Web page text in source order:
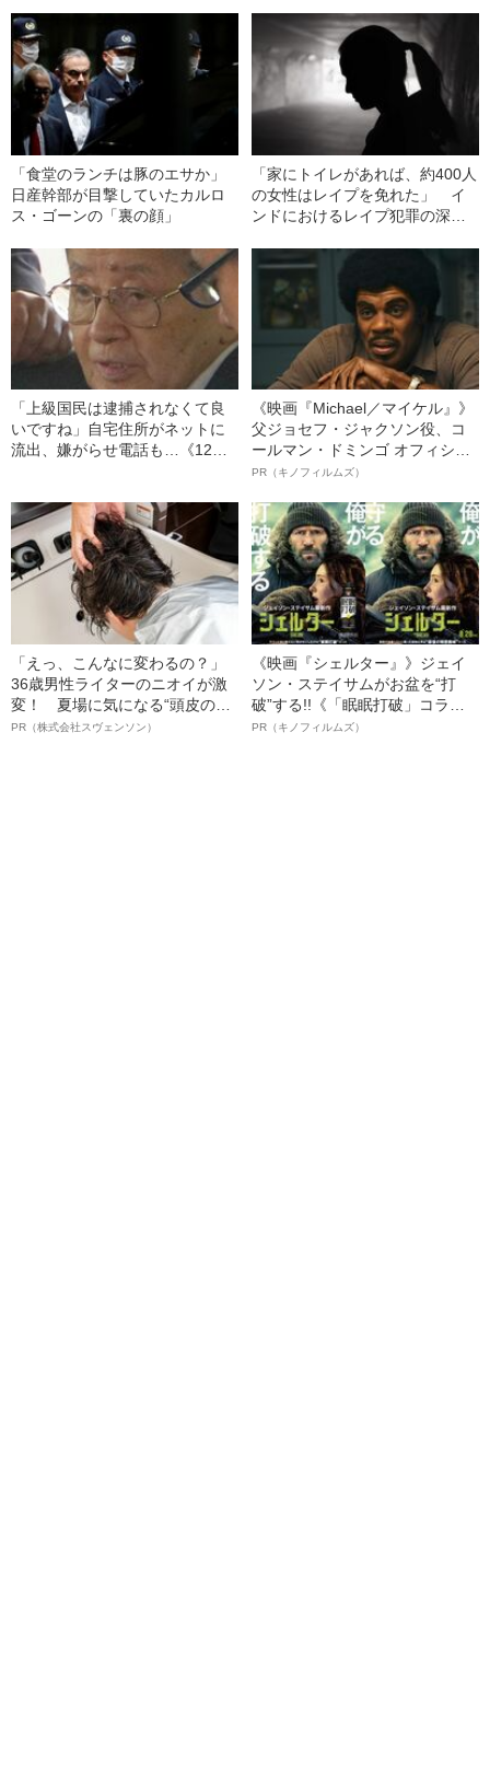
「食堂のランチは豚のエサか」
日産幹部が目撃していたカルロ
ス・ゴーンの「裏の顔」
「家にトイレがあれば、約400人
の女性はレイプを免れた」 イ
ンドにおけるレイプ犯罪の深刻
「上級国民は逮捕されなくて良
いですね」自宅住所がネットに
流出、嫌がらせ電話も…《12人
への暴力」
《映画『Michael／マイケル』》
父ジョセフ・ジャクソン役、コ
ールマン・ドミンゴ オフィシャ
ルインタビュー“観客を魅了した
語る”《日本興収70億円突破》
PR（キノフィルムズ）
「えっ、こんなに変わるの？」
36歳男性ライターのニオイが激
変！ 夏場に気になる“頭皮のニ
オイ”や“ベタつき”を解消す
PR（株式会社スヴェンソン）
《映画『シェルター』》ジェイ
ソン・ステイサムがお盆を“打
破”する!!《「眠眠打破」コラ
ボ》
PR（キノフィルムズ）